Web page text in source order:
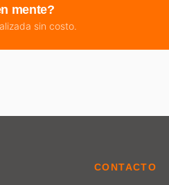
mente?
sin costo.
CONTACTO